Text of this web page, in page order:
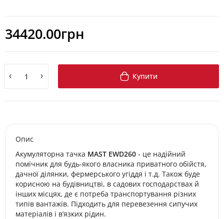
34420.00грн
Купити
Опис
Акумуляторна тачка MAST EWD260 - це надійний
помічник для будь-якого власника приватного обійстя,
дачної ділянки, фермерського угіддя і т.д. Також буде
корисною на будівництві, в садових господарствах й
інших місцях, де є потреба транспортування різних
типів вантажів. Підходить для перевезення сипучих
матеріалів і в’язких рідин.